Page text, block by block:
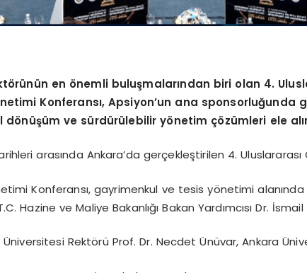
örünün en önemli buluşmalarından biri olan 4.
netimi Konferansı, Apsiyon’un ana sponsorluğunda
dönüşümve sürdürülebilir yönetim çözümleri ele
arasında Ankara’da gerçekleştirilen 4. Uluslararası
Konferansı, gayrimenkul ve tesis yönetimi
Hazine ve Maliye Bakanlığı Bakan Yardımcısı Dr. İsmail
Rektörü Prof. Dr. Necdet Ünüvar, Ankara